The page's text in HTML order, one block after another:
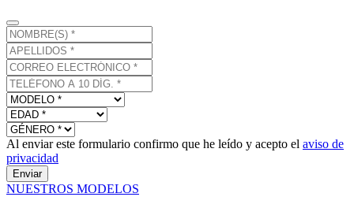
Al enviar este formulario confirmo que he leído y acepto el aviso de
privacidad
Enviar
NUESTROS MODELOS